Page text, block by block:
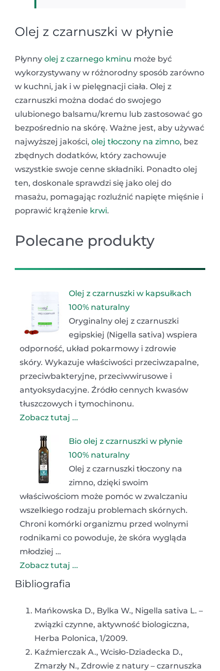
Olej z czarnuszki w płynie
Płynny olej z czarnego kminu może być
wykorzystywany w różnorodny sposób zarówno
w kuchni, jak i w pielęgnacji ciała. Olej z
czarnuszki można dodać do swojego
ulubionego balsamu/kremu lub zastosować go
bezpośrednio na skórę. Ważne jest, aby używać
najwyższej jakości, olej tłoczony na zimno, bez
zbędnych dodatków, który zachowuje
wszystkie swoje cenne składniki. Ponadto olej
ten, doskonale sprawdzi się jako olej do
masażu, pomagając rozluźnić napięte mięśnie i
poprawić krążenie krwi.
Polecane produkty
Olej z czarnuszki w kapsułkach
100% naturalny
Oryginalny olej z czarnuszki
egipskiej (Nigella sativa) wspiera
odporność, układ pokarmowy i zdrowie
skóry. Wykazuje właściwości przeciwzapalne,
przeciwbakteryjne, przeciwwirusowe i
antyoksydacyjne. Źródło cennych kwasów
tłuszczowych i tymochinonu.
Zobacz tutaj ...
Bio olej z czarnuszki w płynie
100% naturalny
Olej z czarnuszki tłoczony na
zimno, dzięki swoim
właściwościom może pomóc w zwalczaniu
wszelkiego rodzaju problemach skórnych.
Chroni komórki organizmu przed wolnymi
rodnikami co powoduje, że skóra wygląda
młodziej …
Zobacz tutaj ...
Bibliografia
Mańkowska D., Bylka W., Nigella sativa L. –
związki czynne, aktywność biologiczna,
Herba Polonica, 1/2009.
Kaźmierczak A., Wcisło-Dziadecka D.,
Zmarzły N., Zdrowie z natury – czarnuszka